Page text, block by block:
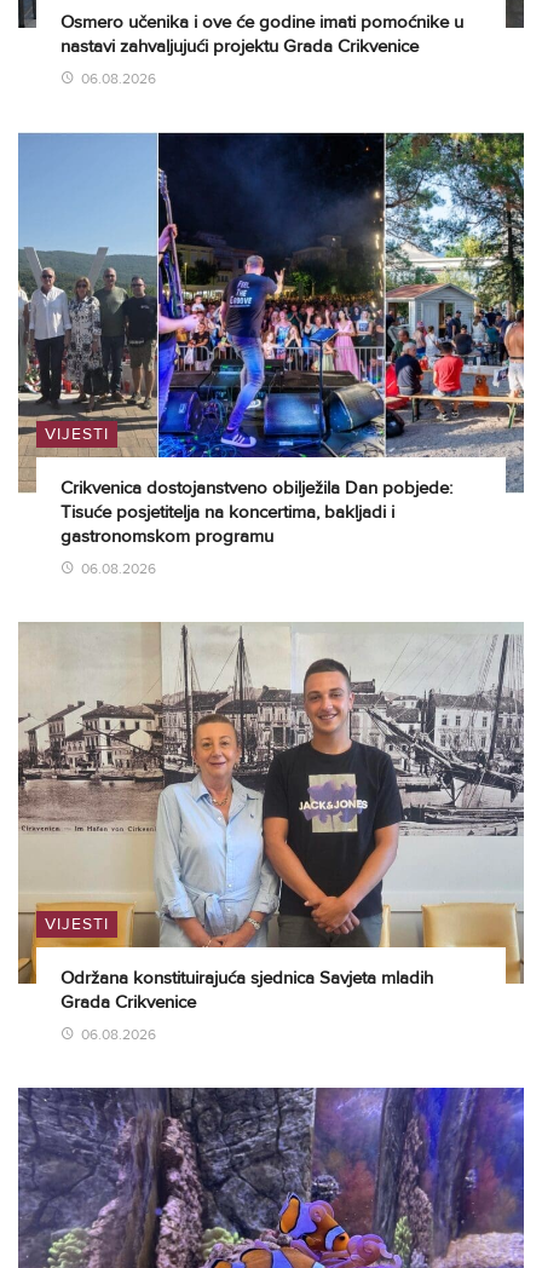
Osmero učenika i ove će godine imati pomoćnike u
nastavi zahvaljujući projektu Grada Crikvenice
06.08.2026
VIJESTI
Crikvenica dostojanstveno obilježila Dan pobjede:
Tisuće posjetitelja na koncertima, bakljadi i
gastronomskom programu
06.08.2026
VIJESTI
Održana konstituirajuća sjednica Savjeta mladih
Grada Crikvenice
06.08.2026